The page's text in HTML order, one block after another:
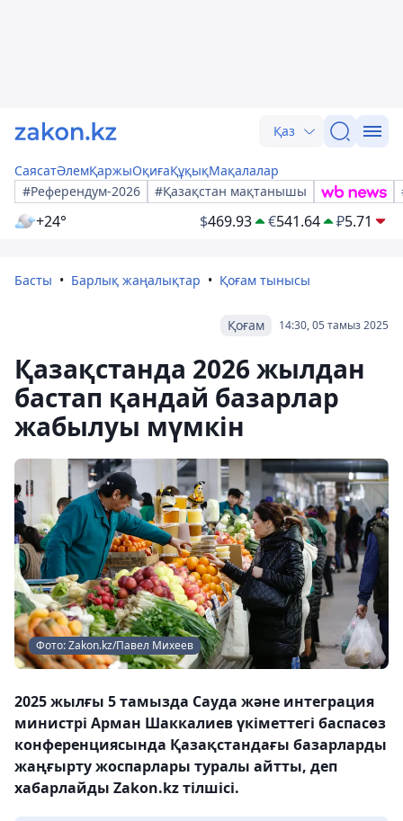
Қаз
СаясатӘлемҚаржыОқиғаҚұқықМақалалар
#Референдум-2026
#Қазақстан мақтанышы
+24° $469.93 €541.64 ₽5.71
Басты Барлық жаңалықтар Қоғам тынысы
14:30, 05 тамыз 2025
Қоғам
Қазақстанда 2026 жылдан
бастап қандай базарлар
жабылуы мүмкін
Фото: Zakon.kz/Павел Михеев
2025 жылғы 5 тамызда Сауда және интеграция
министрі Арман Шаккалиев үкіметтегі баспасөз
конференциясында Қазақстандағы базарларды
жаңғырту жоспарлары туралы айтты, деп
хабарлайды Zakon.kz тілшісі.